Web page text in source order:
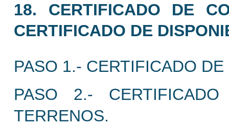
18. CERTIFICADO DE
CERTIFICADO DE
PASO 1.- CERTIFICADO
PASO 2.-
TERRENOS.